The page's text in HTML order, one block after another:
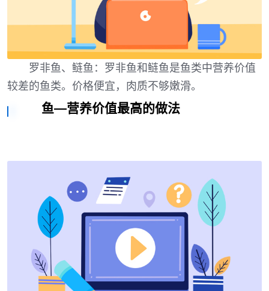
罗非鱼、鲢鱼：罗非鱼和鲢鱼是鱼类中营养价值
较差的鱼类。价格便宜，肉质不够嫩滑。
鱼—营养价值最高的做法